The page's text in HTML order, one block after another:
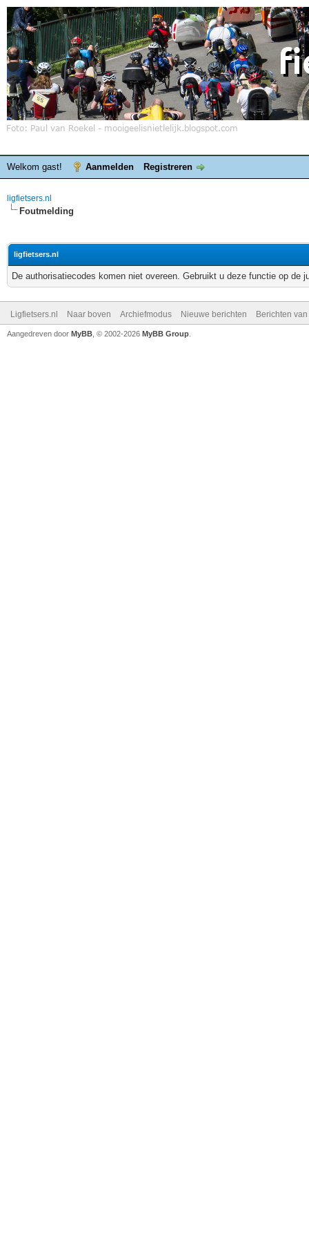
Welkom gast! Aanmelden Registreren
ligfietsers.nl
Foutmelding
ligfietsers.nl
De authorisatiecodes komen niet overeen. Gebruikt u deze functie op de
Ligfietsers.nl Naar boven Archiefmodus Nieuwe berichten Berichten
Aangedreven door MyBB , © 2002-2026 MyBB Group